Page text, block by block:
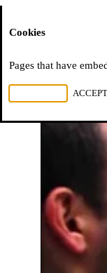
Cookies
Pages that have